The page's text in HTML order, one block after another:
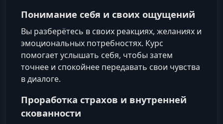
Понимание себя и своих ощущений
Вы разберётесь в своих реакциях, желаниях и
эмоциональных потребностях. Курс
помогает услышать себя, чтобы затем
точнее и спокойнее передавать свои чувства
в диалоге.
Проработка страхов и внутренней
скованности